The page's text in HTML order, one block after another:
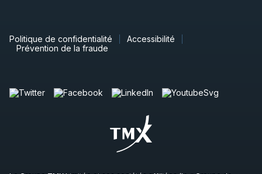
Politique de confidentialité
Accessibilité
Prévention de la fraude